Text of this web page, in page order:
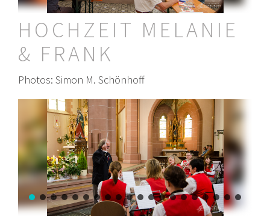
HOCHZEIT MELANIE
& FRANK
Photos: Simon M. Schönhoff